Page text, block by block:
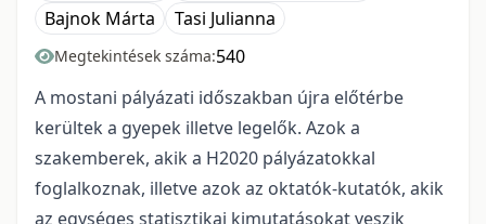
Bajnok Márta
Tasi Julianna
Megtekintések száma:540
A mostani pályázati időszakban újra előtérbe
kerültek a gyepek illetve legelők. Azok a
szakemberek, akik a H2020 pályázatokkal
foglalkoznak, illetve azok az oktatók-kutatók, akik
az egységes statisztikai kimutatásokat veszik